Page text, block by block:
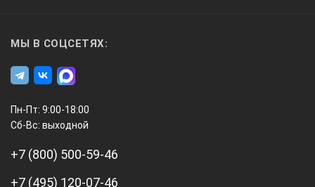
МЫ В СОЦСЕТЯХ:
Пн-Пт: 9:00-18:00
Сб-Вс: выходной
+7 (800) 500-59-46
+7 (495) 120-07-46